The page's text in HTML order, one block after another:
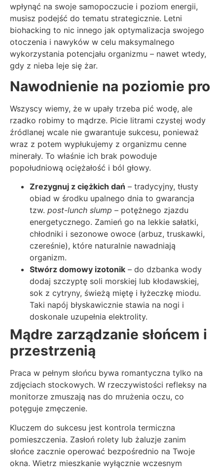
wpłynąć na swoje samopoczucie i poziom energii,
musisz podejść do tematu strategicznie. Letni
biohacking to nic innego jak optymalizacja swojego
otoczenia i nawyków w celu maksymalnego
wykorzystania potencjału organizmu – nawet wtedy,
gdy z nieba leje się żar.
Nawodnienie na poziomie pro
Wszyscy wiemy, że w upały trzeba pić wodę, ale
rzadko robimy to mądrze. Picie litrami czystej wody
źródlanej wcale nie gwarantuje sukcesu, ponieważ
wraz z potem wypłukujemy z organizmu cenne
minerały. To właśnie ich brak powoduje
popołudniową ociężałość i ból głowy.
Zrezygnuj z ciężkich dań – tradycyjny, tłusty
obiad w środku upalnego dnia to gwarancja
tzw. post-lunch slump – potężnego zjazdu
energetycznego. Zamień go na lekkie sałatki,
chłodniki i sezonowe owoce (arbuz, truskawki,
czereśnie), które naturalnie nawadniają
organizm.
Stwórz domowy izotonik – do dzbanka wody
dodaj szczyptę soli morskiej lub kłodawskiej,
sok z cytryny, świeżą miętę i łyżeczkę miodu.
Taki napój błyskawicznie stawia na nogi i
doskonale uzupełnia elektrolity.
Mądre zarządzanie słońcem i
przestrzenią
Praca w pełnym słońcu bywa romantyczna tylko na
zdjęciach stockowych. W rzeczywistości refleksy na
monitorze zmuszają nas do mrużenia oczu, co
potęguje zmęczenie.
Kluczem do sukcesu jest kontrola termiczna
pomieszczenia. Zasłoń rolety lub żaluzje zanim
słońce zacznie operować bezpośrednio na Twoje
okna. Wietrz mieszkanie wyłącznie wczesnym